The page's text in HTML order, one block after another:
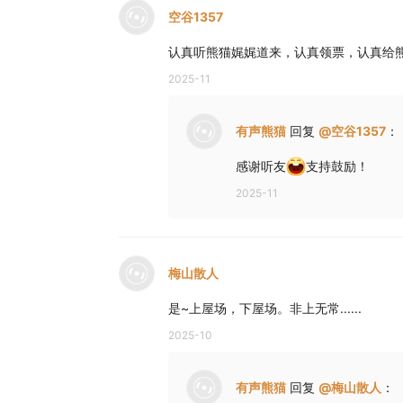
空谷1357
认真听熊猫娓娓道来，认真领票，认真给
2025-11
有声熊猫 回复 @空谷1357 ：
感谢听友 支持鼓励！
2025-11
梅山散人
是~上屋场，下屋场。非上无常......
2025-10
有声熊猫 回复 @梅山散人 ：